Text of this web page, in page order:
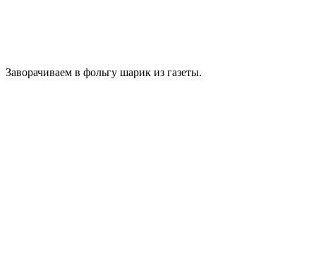
Заворачиваем в фольгу шарик из газеты.